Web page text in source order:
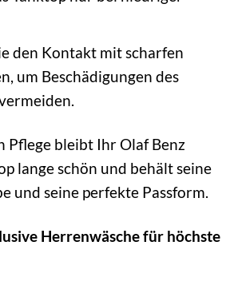
den Kontakt mit scharfen
um Beschädigungen des
Pflege bleibt Ihr Olaf Benz
lange schön und behält seine
und seine perfekte Passform.
Herrenwäsche für höchste